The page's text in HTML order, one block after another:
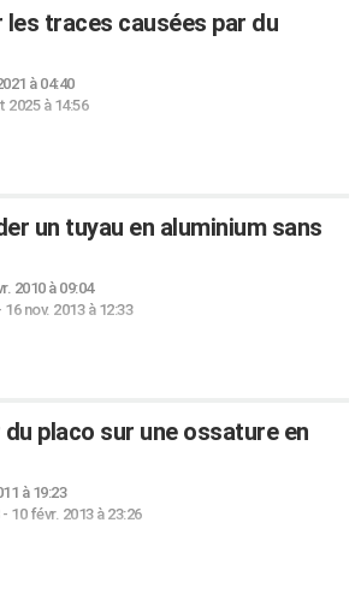
les traces causées par du
à 04:40
2025 à 14:56
un tuyau en aluminium sans
2010 à 09:04
16 nov. 2013 à 12:33
placo sur une ossature en
à 19:23
- 10 févr. 2013 à 23:26